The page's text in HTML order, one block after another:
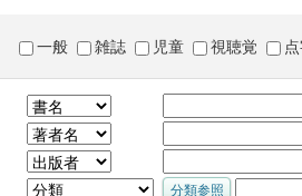
一般 雑誌 児童 視聴覚